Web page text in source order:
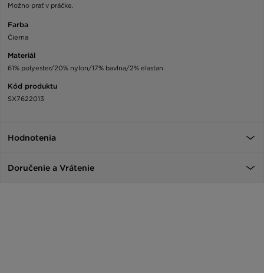
Možno prať v práčke.
Farba
Čierna
Materiál
61% polyester/20% nylon/17% bavlna/2% elastan
Kód produktu
SX7622013
Hodnotenia
Doručenie a Vrátenie